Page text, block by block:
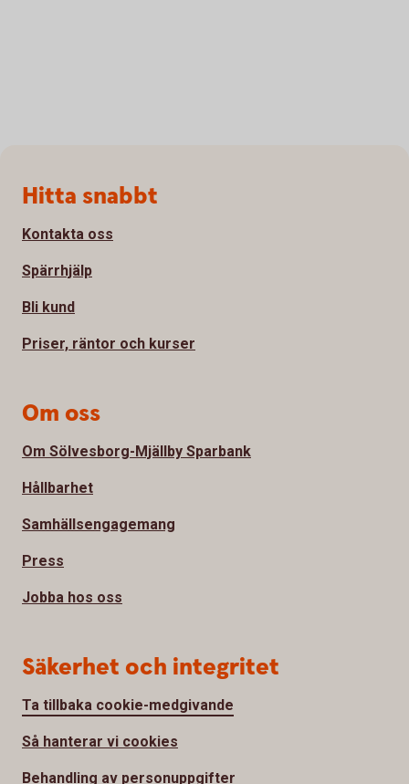
Sidfot
Hitta snabbt
Kontakta oss
Spärrhjälp
Bli kund
Priser, räntor och kurser
Om oss
Om Sölvesborg-Mjällby Sparbank
Hållbarhet
Samhällsengagemang
Press
Jobba hos oss
Säkerhet och integritet
Ta tillbaka cookie-medgivande
Så hanterar vi cookies
Behandling av personuppgifter